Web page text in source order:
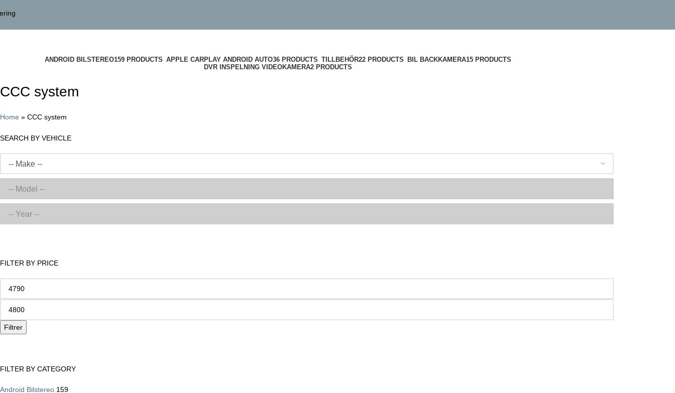
ANDROID BILSTEREO159 PRODUCTS APPLE CARPLAY ANDROID AUTO36 PRODUCTS TILLBEHÖR22 PRODUCTS BIL BACKKAMERA15 PRODUCTS
DVR INSPELNING VIDEOKAMERA2 PRODUCTS
CCC system
Home » CCC system
SEARCH BY VEHICLE
FILTER BY PRICE
Filtrer
FILTER BY CATEGORY
Android Bilstereo 159